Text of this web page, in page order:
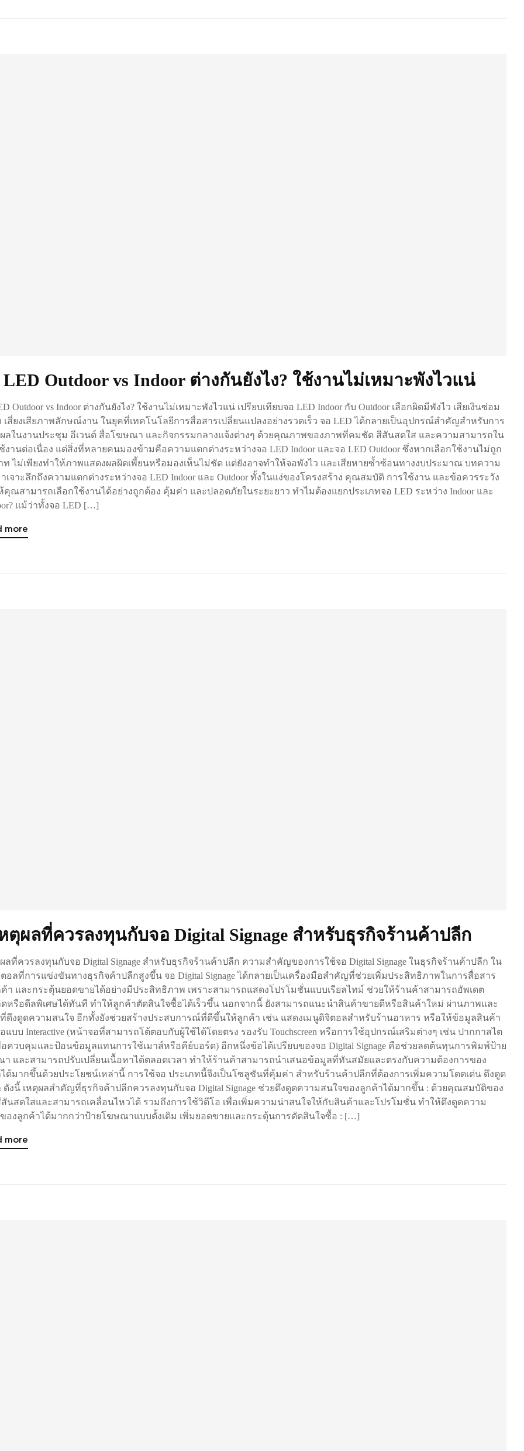
Outdoor vs Indoor ต่างกันยังไง? ใช้งานไม่เหมาะพังไวแน่
Outdoor vs Indoor ต่างกันยังไง? ใช้งานไม่เหมาะพังไวแน่ เปรียบเทียบจอ LED Indoor กับ Outdoor เลือกผิดมีพังไว เสียเงินซ่อม
เสี่ยงเสียภาพลักษณ์งาน ในยุคที่เทคโนโลยีการสื่อสารเปลี่ยนแปลงอย่างรวดเร็ว จอ LED ได้กลายเป็นอุปกรณ์สำคัญสำหรับการ
ลในงานประชุม อีเวนต์ สื่อโฆษณา และกิจกรรมกลางแจ้งต่างๆ ด้วยคุณภาพของภาพที่คมชัด สีสันสดใส และความสามารถใน
งานต่อเนื่อง แต่สิ่งที่หลายคนมองข้ามคือความแตกต่างระหว่างจอ LED Indoor และจอ LED Outdoor ซึ่งหากเลือกใช้งานไม่ถูก
ท ไม่เพียงทำให้ภาพแสดงผลผิดเพี้ยนหรือมองเห็นไม่ชัด แต่ยังอาจทำให้จอพังไว และเสียหายซ้ำซ้อนทางงบประมาณ บทความ
เจาะลึกถึงความแตกต่างระหว่างจอ LED Indoor และ Outdoor ทั้งในแง่ของโครงสร้าง คุณสมบัติ การใช้งาน และข้อควรระวัง
คุณสามารถเลือกใช้งานได้อย่างถูกต้อง คุ้มค่า และปลอดภัยในระยะยาว ทำไมต้องแยกประเภทจอ LED ระหว่าง Indoor และ
แม้ว่าทั้งจอ LED […]
more
ตุผลที่ควรลงทุนกับจอ Digital Signage สำหรับธุรกิจร้านค้าปลีก
ผลที่ควรลงทุนกับจอ Digital Signage สำหรับธุรกิจร้านค้าปลีก ความสำคัญของการใช้จอ Digital Signage ในธุรกิจร้านค้าปลีก ใน
อลที่การแข่งขันทางธุรกิจค้าปลีกสูงขึ้น จอ Digital Signage ได้กลายเป็นเครื่องมือสำคัญที่ช่วยเพิ่มประสิทธิภาพในการสื่อสาร
า และกระตุ้นยอดขายได้อย่างมีประสิทธิภาพ เพราะสามารถแสดงโปรโมชั่นแบบเรียลไทม์ ช่วยให้ร้านค้าสามารถอัพเดต
หรือดีลพิเศษได้ทันที ทำให้ลูกค้าตัดสินใจซื้อได้เร็วขึ้น นอกจากนี้ ยังสามารถแนะนำสินค้าขายดีหรือสินค้าใหม่ ผ่านภาพและ
ดึงดูดความสนใจ อีกทั้งยังช่วยสร้างประสบการณ์ที่ดีขึ้นให้ลูกค้า เช่น แสดงเมนูดิจิตอลสำหรับร้านอาหาร หรือให้ข้อมูลสินค้า
แบบ Interactive (หน้าจอที่สามารถโต้ตอบกับผู้ใช้ได้โดยตรง รองรับ Touchscreen หรือการใช้อุปกรณ์เสริมต่างๆ เช่น ปากกาสไต
อควบคุมและป้อนข้อมูลแทนการใช้เมาส์หรือคีย์บอร์ด) อีกหนึ่งข้อได้เปรียบของจอ Digital Signage คือช่วยลดต้นทุนการพิมพ์ป้าย
และสามารถปรับเปลี่ยนเนื้อหาได้ตลอดเวลา ทำให้ร้านค้าสามารถนำเสนอข้อมูลที่ทันสมัยและตรงกับความต้องการของ
ด้มากขึ้นด้วยประโยชน์เหล่านี้ การใช้จอ ประเภทนี้จึงเป็นโซลูชันที่คุ้มค่า สำหรับร้านค้าปลีกที่ต้องการเพิ่มความโดดเด่น ดึงดูด
ดังนี้ เหตุผลสำคัญที่ธุรกิจค้าปลีกควรลงทุนกับจอ Digital Signage ช่วยดึงดูดความสนใจของลูกค้าได้มากขึ้น : ด้วยคุณสมบัติของ
นสดใสและสามารถเคลื่อนไหวได้ รวมถึงการใช้วิดีโอ เพื่อเพิ่มความน่าสนใจให้กับสินค้าและโปรโมชั่น ทำให้ดึงดูดความ
องลูกค้าได้มากกว่าป้ายโฆษณาแบบดั้งเดิม เพิ่มยอดขายและกระตุ้นการตัดสินใจซื้อ : […]
more